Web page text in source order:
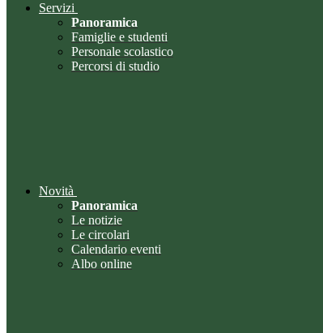
Servizi
Panoramica
Famiglie e studenti
Personale scolastico
Percorsi di studio
Novità
Panoramica
Le notizie
Le circolari
Calendario eventi
Albo online